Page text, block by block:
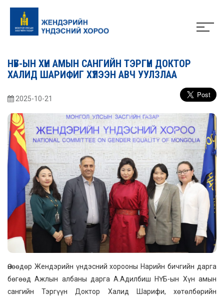
НҮБ-ЫН ХҮН АМЫН САНГИЙН ТЭРГҮҮН ДОКТОР
ХАЛИД ШАРИФИГ ХҮЛЭЭН АВЧ УУЛЗЛАА
2025-10-21
Өнөөдөр Жендэрийн үндэсний хорооны Нарийн бичгийн дарга
бөгөөд Ажлын албаны дарга А.Адилбиш НҮБ-ын Хүн амын
сангийн Тэргүүн Доктор Халид Шарифи, хөтөлбөрийн